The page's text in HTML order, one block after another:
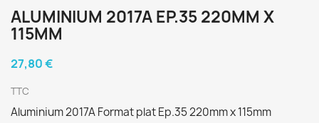
ALUMINIUM 2017A EP.35 220MM X
115MM
27,80 €
TTC
Aluminium 2017A Format plat Ep.35 220mm x 115mm